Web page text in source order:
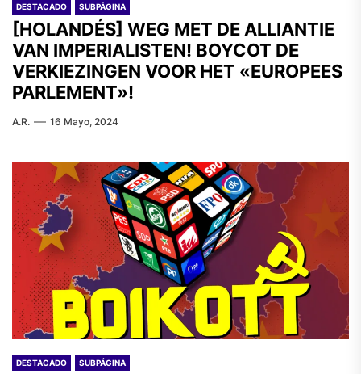
DESTACADO SUBPÁGINA
[HOLANDÉS] WEG MET DE ALLIANTIE
VAN IMPERIALISTEN! BOYCOT DE
VERKIEZINGEN VOOR HET «EUROPEES
PARLEMENT»!
A.R. 16 Mayo, 2024
DESTACADO SUBPÁGINA